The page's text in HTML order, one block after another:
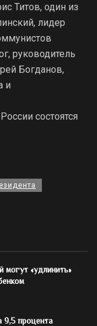
Титов, один из
лидер
руководитель
Богданов,
и
состоятся
могут «удлинить»
9,5 процента